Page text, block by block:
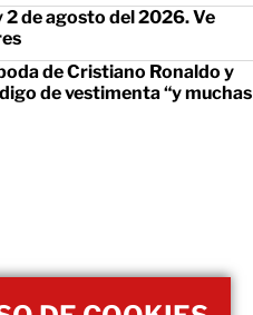
2 de agosto del 2026. Ve
de Cristiano Ronaldo y
de vestimenta “y muchas